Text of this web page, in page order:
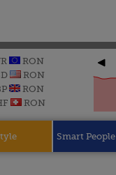
RON
RON
RON
RON
Smart People